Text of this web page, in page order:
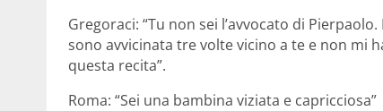
Gregoraci: “Tu non sei l’avvocato di
sono avvicinata tre volte vicino a te e non mi
questa recita”.
Roma: “Sei una bambina viziata e capricciosa”